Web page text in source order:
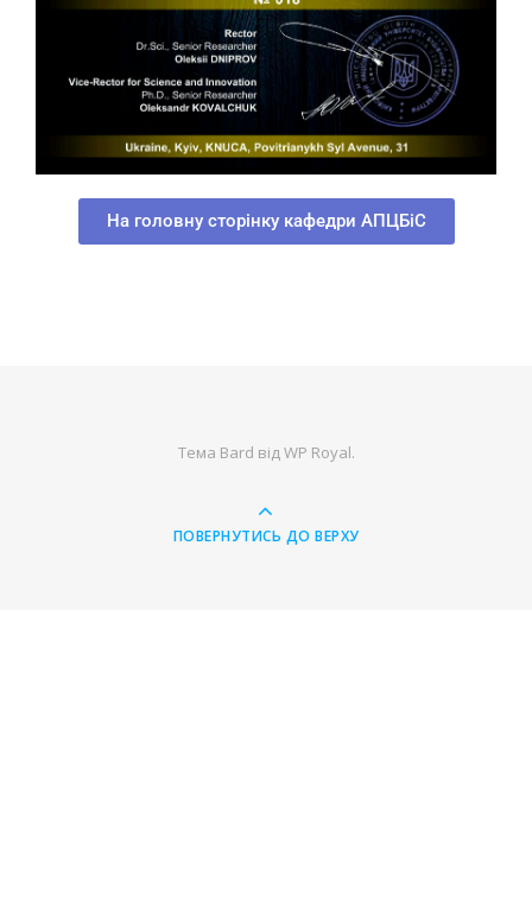
На головну сторінку кафедри АПЦБіС
Тема Bard відWP Royal.
ПОВЕРНУТИСЬ ДО ВЕРХУ